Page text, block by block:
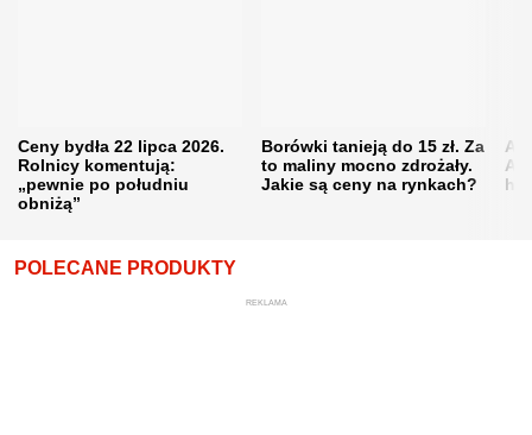
Ceny bydła 22 lipca 2026.
Rolnicy komentują:
„pewnie po południu
obniżą”
Borówki tanieją do 15 zł. Za
to maliny mocno zdrożały.
Jakie są ceny na rynkach?
POLECANE PRODUKTY
REKLAMA